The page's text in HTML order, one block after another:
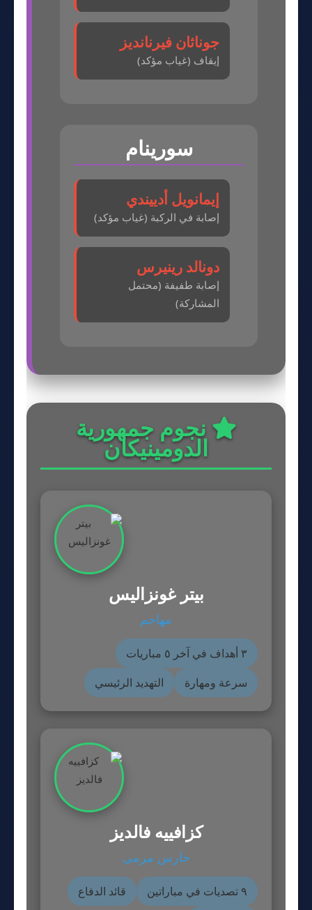
جوناثان فيرنانديز
إيقاف (غياب مؤكد)
سورينام
إيمانويل أدييندي
إصابة في الركبة (غياب مؤكد)
دونالد رينيرس
إصابة طفيفة (محتمل
المشاركة)
نجوم جمهورية
الدومينيكان
بيتر غونزاليس
مهاجم
٣ أهداف في آخر ٥ مباريات
سرعة ومهارة
التهديد الرئيسي
كزافييه فالديز
حارس مرمى
٩ تصديات في مباراتين قائد الدفاع